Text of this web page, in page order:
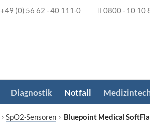
+49 (0) 56 62 - 40 111-0 0800 - 10 10
Diagnostik Notfall
› SpO2-Sensoren › Bluepoint Medical